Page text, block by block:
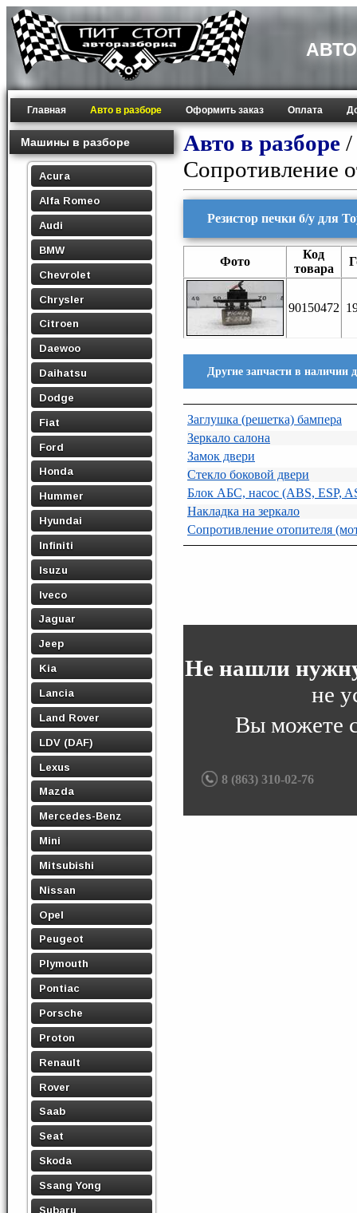
Главная Авто в разборе Оформить заказ Оплата
Машины в разборе
Acura
Alfa Romeo
Audi
BMW
Chevrolet
Chrysler
Citroen
Daewoo
Daihatsu
Dodge
Fiat
Ford
Honda
Hummer
Hyundai
Infiniti
Isuzu
Iveco
Jaguar
Jeep
Kia
Lancia
Land Rover
LDV (DAF)
Lexus
Mazda
Mercedes-Benz
Mini
Mitsubishi
Nissan
Opel
Peugeot
Plymouth
Pontiac
Porsche
Proton
Renault
Rover
Saab
Seat
Skoda
Ssang Yong
Subaru
Авто в разборе /
Сопротивление
Резистор печки б/у для
Фото
Код
товара
90150472
Другие запчасти в наличии
Заглушка (решетка) бампера
Зеркало салона
Замок двери
Стекло боковой двери
Блок АБС, насос (ABS, ESP,
Накладка на зеркало
Сопротивление отопителя
Не нашли
не
Вы можете
8 (863) 310-02-76